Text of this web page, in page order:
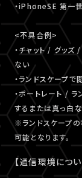
・iPhoneSE 第一
<不具合例>
・チャット / グッズ
ない
・ランドスケープ
・ポートレート /
するまたは真っ白
※ランドスケープの
可能となります。
【通信環境につい